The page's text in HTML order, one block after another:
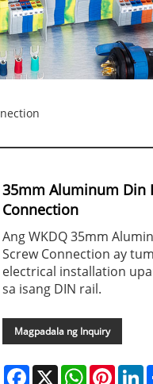
35mm Aluminum Din
Connection
Ang WKDQ 35mm
Screw Connection ay
electrical installation
sa isang DIN rail.
Magpadala ng Inquiry
Facebook
X WhatsApp